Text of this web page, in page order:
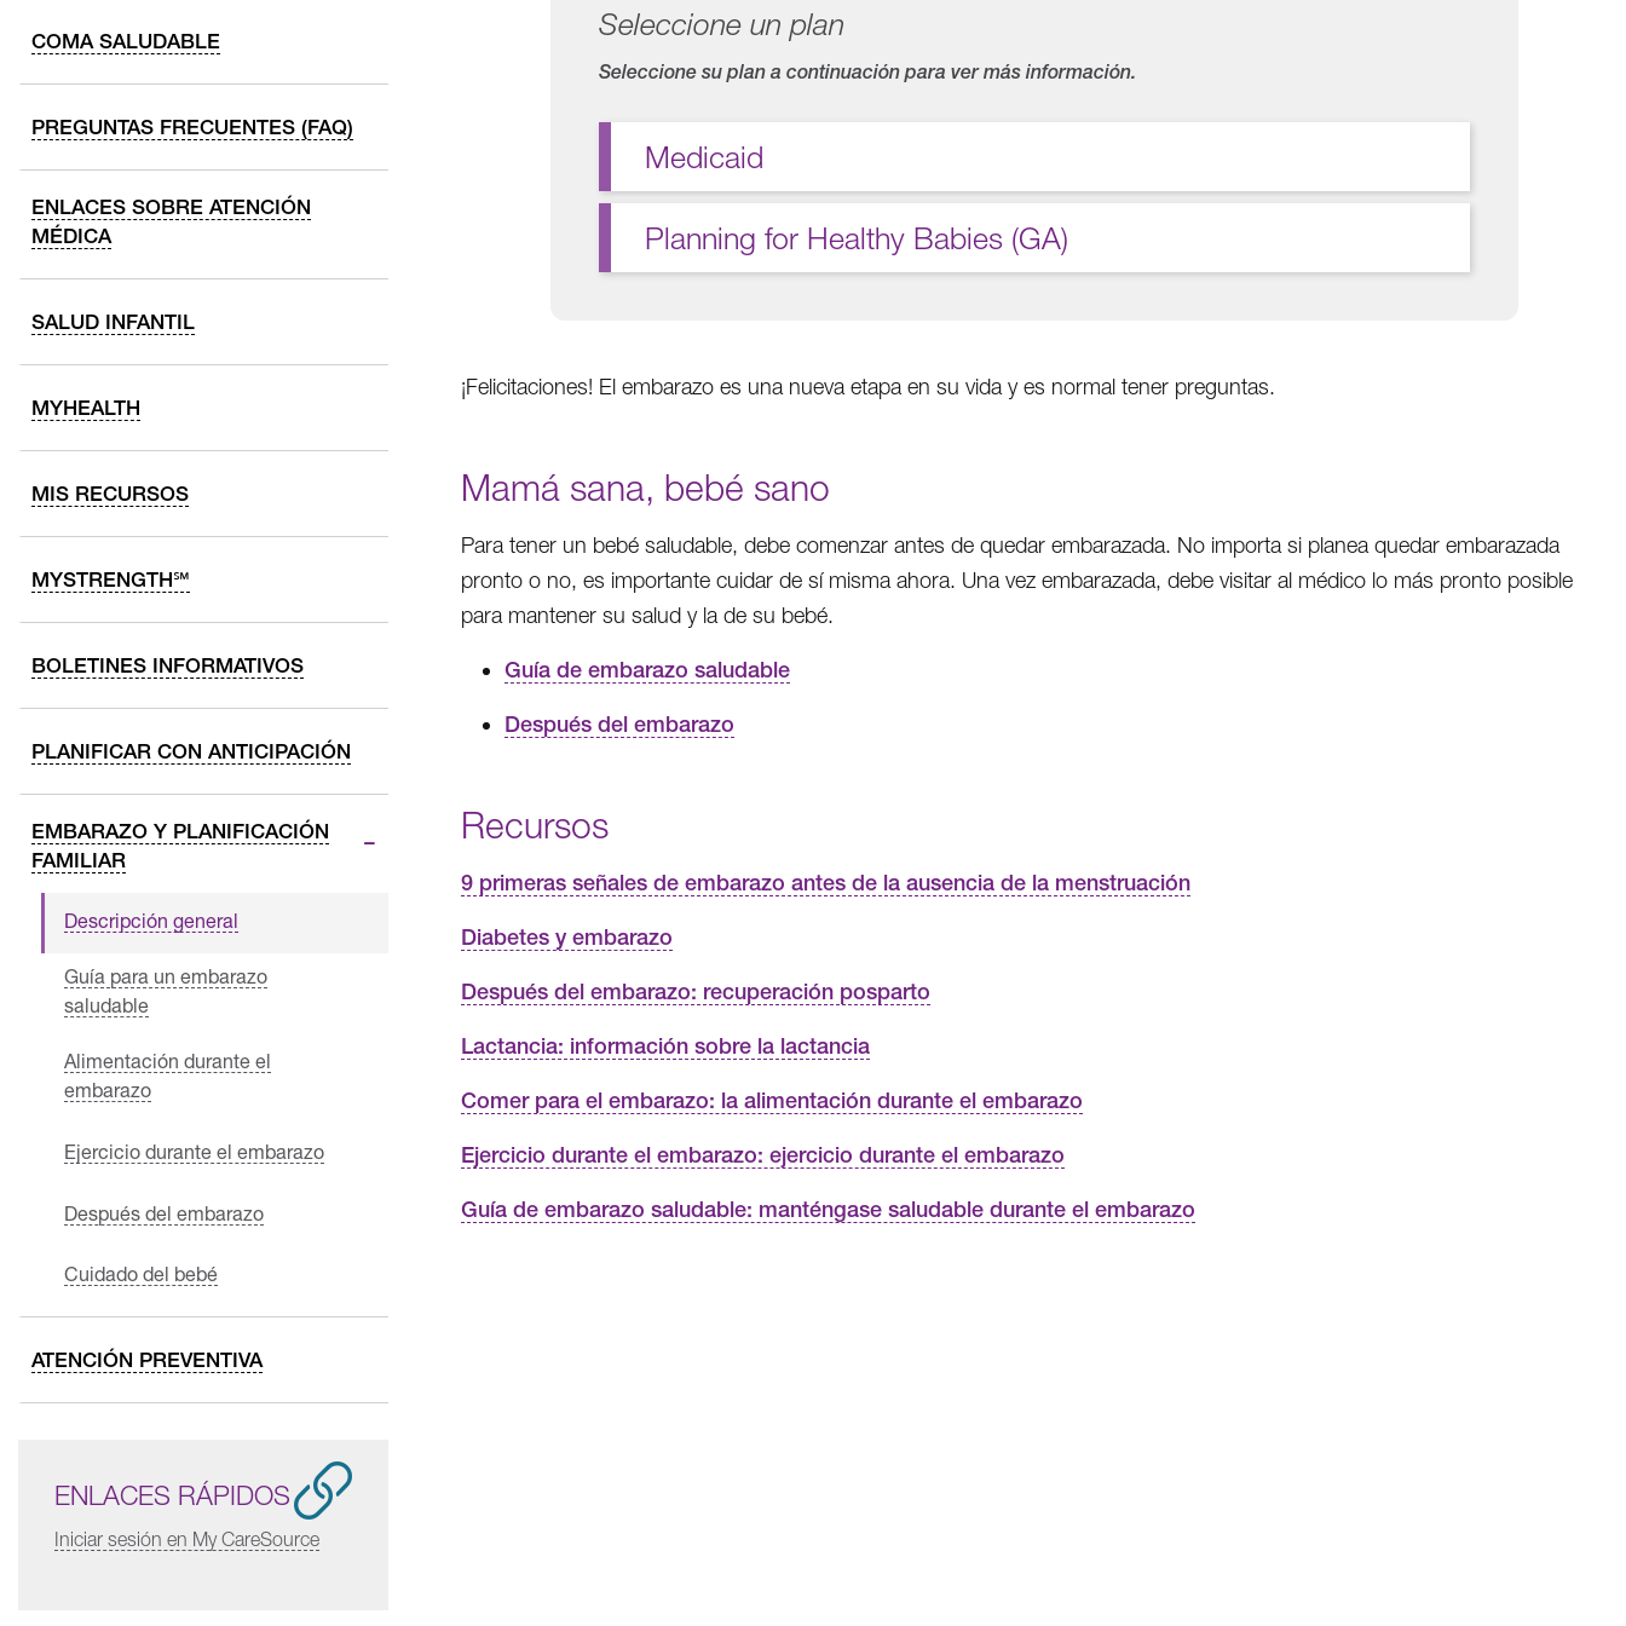
COMA SALUDABLE
PREGUNTAS FRECUENTES (FAQ)
ENLACES SOBRE ATENCIÓN
MÉDICA
SALUD INFANTIL
MYHEALTH
MIS RECURSOS
MYSTRENGTH℠
BOLETINES INFORMATIVOS
PLANIFICAR CON ANTICIPACIÓN
EMBARAZO Y PLANIFICACIÓN
FAMILIAR
Descripción general
Guía para un embarazo
saludable
Alimentación durante el
embarazo
Ejercicio durante el embarazo
Después del embarazo
Cuidado del bebé
ATENCIÓN PREVENTIVA
ENLACES RÁPIDOS
Iniciar sesión en My CareSource
Seleccione un plan
Seleccione su plan a continuación para ver más información.
Medicaid
Planning for Healthy Babies (GA)
¡Felicitaciones! El embarazo es una nueva etapa en su vida y es normal tener preguntas.
Mamá sana, bebé sano
Para tener un bebé saludable, debe comenzar antes de quedar embarazada. No importa si planea quedar embarazada
pronto o no, es importante cuidar de sí misma ahora. Una vez embarazada, debe visitar al médico lo más pronto posible
para mantener su salud y la de su bebé.
Guía de embarazo saludable
Después del embarazo
Recursos
9 primeras señales de embarazo antes de la ausencia de la menstruación
Diabetes y embarazo
Después del embarazo: recuperación posparto
Lactancia: información sobre la lactancia
Comer para el embarazo: la alimentación durante el embarazo
Ejercicio durante el embarazo: ejercicio durante el embarazo
Guía de embarazo saludable: manténgase saludable durante el embarazo